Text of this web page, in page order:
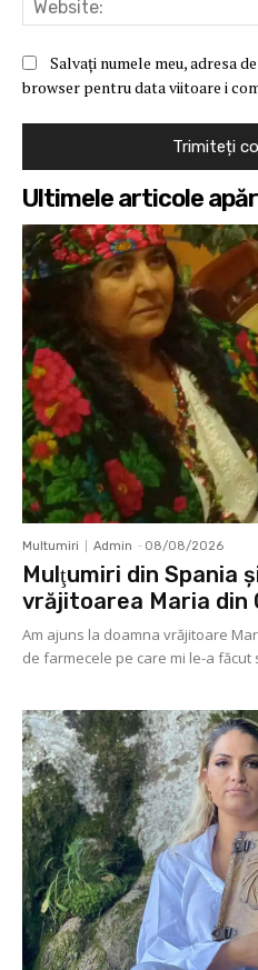
Salvați numele meu, adresa
browser pentru data viitoare i
Ultimele articole
Multumiri Admin - 08/08/2026
Mulţumiri din Spania
vrăjitoarea Maria din
Am ajuns la doamna vrăjitoare
de farmecele pe care mi le-a făcut